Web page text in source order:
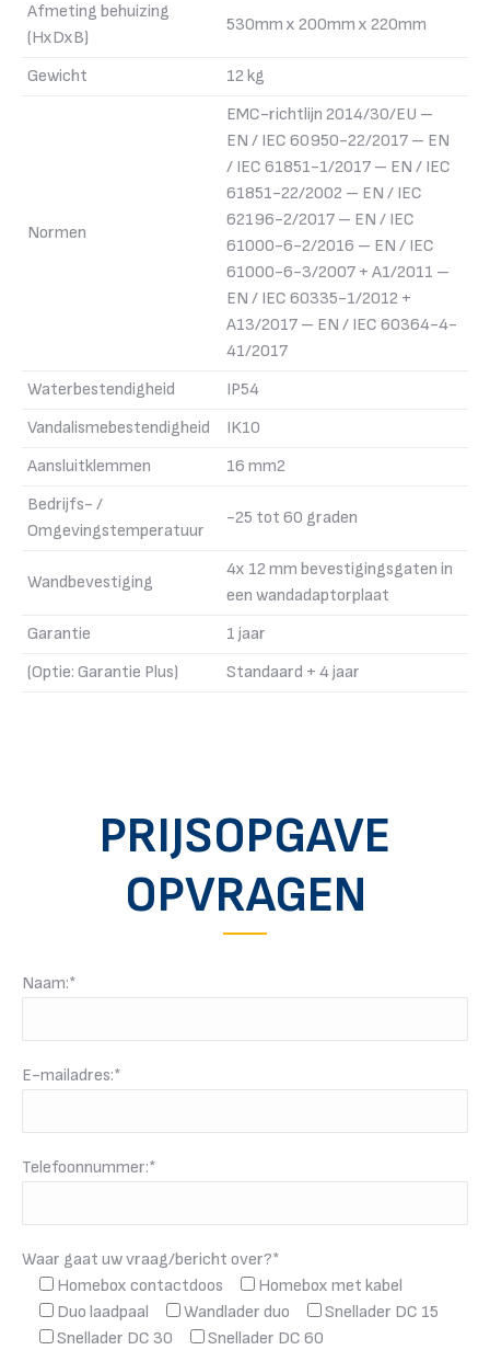
Afmeting behuizing
(HxDxB)
530mm x 200mm x 220mm
Gewicht 12 kg
Normen
EMC-richtlijn 2014/30/EU –
EN / IEC 60950-22/2017 – EN
/ IEC 61851-1/2017 – EN / IEC
61851-22/2002 – EN / IEC
62196-2/2017 – EN / IEC
61000-6-2/2016 – EN / IEC
61000-6-3/2007 + A1/2011 –
EN / IEC 60335-1/2012 +
A13/2017 – EN / IEC 60364-4-
41/2017
Waterbestendigheid
IP54
Vandalismebestendigheid
IK10
Aansluitklemmen
16 mm2
Bedrijfs- /
Omgevingstemperatuur
-25 tot 60 graden
Wandbevestiging
4x 12 mm bevestigingsgaten in
een wandadaptorplaat
Garantie
1 jaar
(Optie: Garantie Plus)
Standaard + 4 jaar
PRIJSOPGAVE
OPVRAGEN
Naam:*
E-mailadres:*
Telefoonnummer:*
Waar gaat uw vraag/bericht over?*
Homebox contactdoos
Homebox met kabel
Duo laadpaal
Wandlader duo
Snellader DC 15
Snellader DC 30
Snellader DC 60